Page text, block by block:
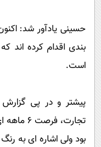
حسینی یادآور شد:
بندی اقدام کرده اند
است.
پیشتر و در پی
تجارت،
بود ولی اشاره ای به